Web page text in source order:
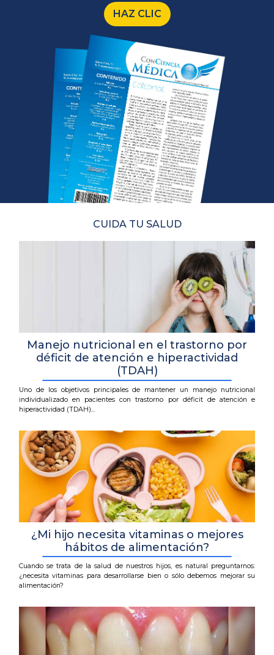
HAZ CLIC
CUIDA TU SALUD
Manejo nutricional en el trastorno por
déficit de atención e hiperactividad
(TDAH)
Uno de los objetivos principales de mantener un manejo nutricional
individualizado en pacientes con trastorno por déficit de atención e
hiperactividad (TDAH)...
¿Mi hijo necesita vitaminas o mejores
hábitos de alimentación?
Cuando se trata de la salud de nuestros hijos, es natural preguntarnos:
¿necesita vitaminas para desarrollarse bien o sólo debemos mejorar su
alimentación?